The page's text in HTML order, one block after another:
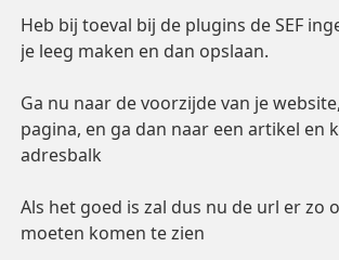
Heb bij toeval bij de plugins de SEF
je leeg maken en dan opslaan.
Ga nu naar de voorzijde van je
pagina, en ga dan naar een artikel en
adresbalk
Als het goed is zal dus nu de url er zo
moeten komen te zien